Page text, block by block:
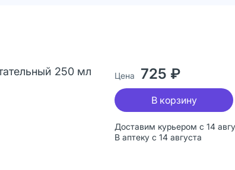
250 мл
Доставим курьером с 14
В аптеку с 14 августа
Цена 725 ₽
В корзину